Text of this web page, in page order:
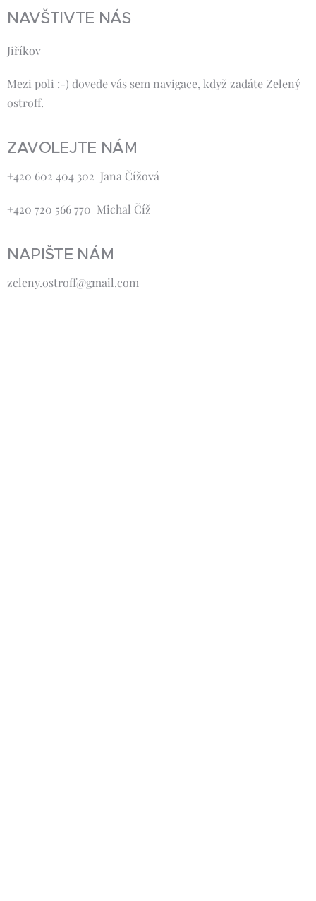
NAVŠTIVTE NÁS
Jiříkov
Mezi poli :-) dovede vás sem navigace, když zadáte Zelený
ostroff.
ZAVOLEJTE NÁM
+420 602 404 302 Jana Čížová
+420 720 566 770 Michal Číž
NAPIŠTE NÁM
zeleny.ostroff@gmail.com